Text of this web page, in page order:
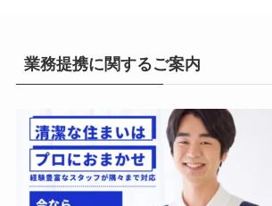
業務提携に関するご案内